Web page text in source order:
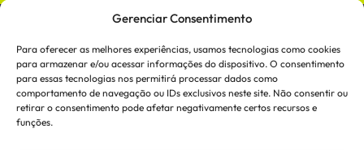
Gerenciar Consentimento
Para oferecer as melhores experiências, usamos tecnologias como cookies
para armazenar e/ou acessar informações do dispositivo. O consentimento
para essas tecnologias nos permitirá processar dados como
comportamento de navegação ou IDs exclusivos neste site. Não consentir ou
retirar o consentimento pode afetar negativamente certos recursos e
funções.